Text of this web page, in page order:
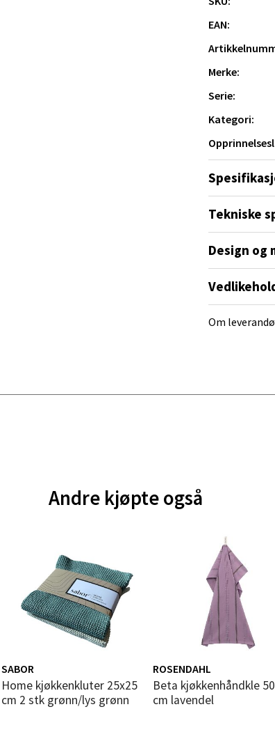
EAN:
Merke:
Serie:
Kategori:
Tekniske
Design og
Om
Andre kjøpte også
SABOR
Home kjøkkenkluter 25x25
cm 2 stk grønn/lys grønn
ROSENDAHL
Beta kjøkkenhåndkle 50x70
cm lavendel
19
Orkdalsveien 113, 7300 Orkanger
Thon Senter Sandvika
7, 1338 Sandvika